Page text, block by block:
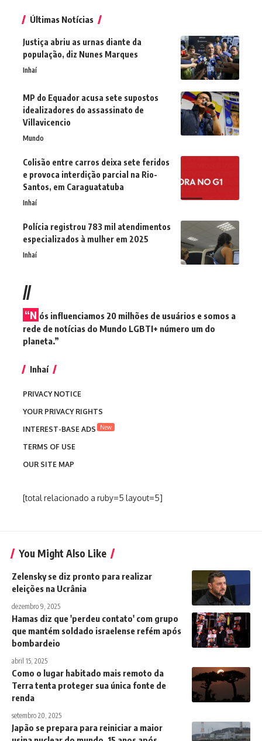
Últimas Notícias
Justiça abriu as urnas diante da
população, diz Nunes Marques
Inhaí
MP do Equador acusa sete supostos
idealizadores do assassinato de
Villavicencio
Mundo
Colisão entre carros deixa sete feridos
e provoca interdição parcial na Rio-
Santos, em Caraguatatuba
Inhaí
Polícia registrou 783 mil atendimentos
especializados à mulher em 2025
Inhaí
//
“N ós influenciamos 20 milhões de usuários e somos a
rede de notícias do Mundo LGBTI+ número um do
planeta.”
Inhaí
PRIVACY NOTICE
YOUR PRIVACY RIGHTS
INTEREST-BASE ADS
New
TERMS OF USE
OUR SITE MAP
[total relacionado a ruby=5 layout=5]
You Might Also Like
Zelensky se diz pronto para realizar
eleições na Ucrânia
dezembro 9, 2025
Hamas diz que 'perdeu contato' com grupo
que mantém soldado israelense refém após
bombardeio
abril 15, 2025
Como o lugar habitado mais remoto da
Terra tenta proteger sua única fonte de
renda
setembro 20, 2025
Japão se prepara para reiniciar a maior